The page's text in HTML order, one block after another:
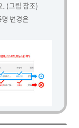
. (그림 참조)
변경은